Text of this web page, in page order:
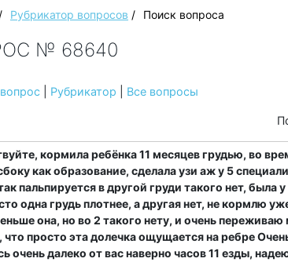
/ Рубрикатор вопросов / Поиск вопроса
№ 68640
Рубрикатор Все вопросы
кормила ребёнка 11 месяцев грудью, во
как образование, сделала узи аж у 5
пальпируется в другой груди такого нет,
одна грудь плотнее, а другая нет, не кормлю
она, но во 2 такого нету, и очень
что просто эта долечка ощущается на ребре
очень далеко от вас наверно часов 11 езды,